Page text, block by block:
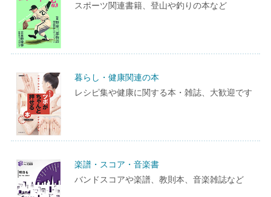
スポーツ関連書籍、登山や釣りの本など
暮らし・健康関連の本
レシピ集や健康に関する本・雑誌、大歓迎です
楽譜・スコア・音楽書
バンドスコアや楽譜、教則本、音楽雑誌など